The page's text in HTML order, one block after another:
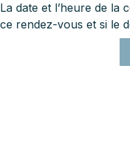
La date et l’heure de la
ce rendez-vous et si le